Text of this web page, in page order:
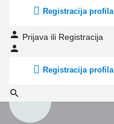
Registracija profila
Prijava ili Registracija
Registracija profila